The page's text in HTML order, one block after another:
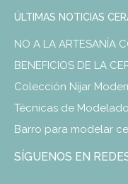
ÚLTIMAS NOTICIAS
NO A LA ARTESANÍA
BENEFICIOS DE LA
Colección Nijar
Técnicas de
Barro para modelar
SÍGUENOS EN